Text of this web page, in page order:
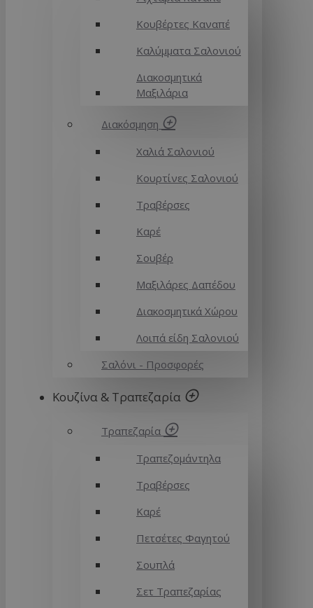
Κουβέρτες Καναπέ
Καλύμματα Σαλονιού
Διακοσμητικά
Μαξιλάρια
Διακόσμηση
Χαλιά Σαλονιού
Κουρτίνες Σαλονιού
Τραβέρσες
Καρέ
Σουβέρ
Μαξιλάρες Δαπέδου
Διακοσμητικά Χώρου
Λοιπά είδη Σαλονιού
Σαλόνι - Προσφορές
Κουζίνα & Τραπεζαρία
Τραπεζαρία
Τραπεζομάντηλα
Τραβέρσες
Καρέ
Πετσέτες Φαγητού
Σουπλά
Σετ Τραπεζαρίας